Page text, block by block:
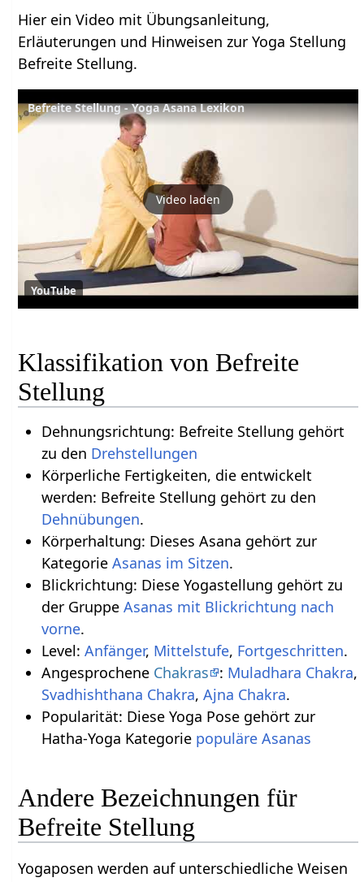
Hier ein Video mit Übungsanleitung,
Erläuterungen und Hinweisen zur Yoga Stellung
Befreite Stellung.
Befreite Stellung - Yoga Asana Lexikon
Video laden
YouTube
Klassifikation von Befreite
Stellung
Dehnungsrichtung: Befreite Stellung gehört
zu den Drehstellungen
Körperliche Fertigkeiten, die entwickelt
werden: Befreite Stellung gehört zu den
Dehnübungen.
Körperhaltung: Dieses Asana gehört zur
Kategorie Asanas im Sitzen.
Blickrichtung: Diese Yogastellung gehört zu
der Gruppe Asanas mit Blickrichtung nach
vorne.
Level: Anfänger, Mittelstufe, Fortgeschritten.
Angesprochene Chakras : Muladhara Chakra,
Svadhishthana Chakra, Ajna Chakra.
Popularität: Diese Yoga Pose gehört zur
Hatha-Yoga Kategorie populäre Asanas
Andere Bezeichnungen für
Befreite Stellung
Yogaposen werden auf unterschiedliche Weisen